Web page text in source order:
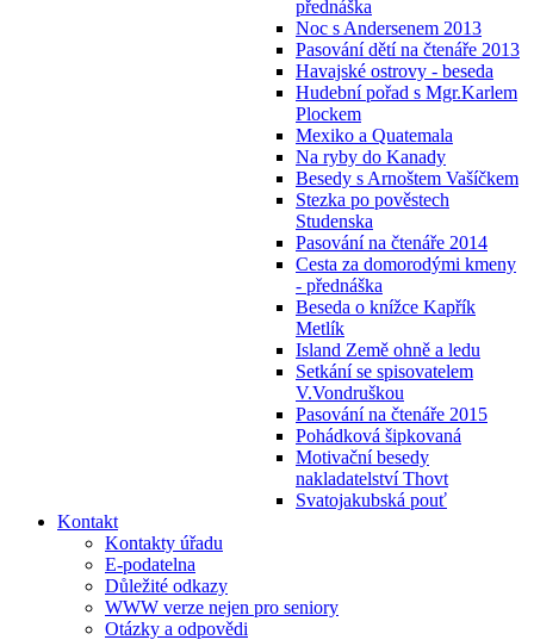
přednáška
Noc s Andersenem 2013
Pasování dětí na čtenáře 2013
Havajské ostrovy - beseda
Hudební pořad s Mgr.Karlem
Plockem
Mexiko a Quatemala
Na ryby do Kanady
Besedy s Arnoštem Vašíčkem
Stezka po pověstech
Studenska
Pasování na čtenáře 2014
Cesta za domorodými kmeny
- přednáška
Beseda o knížce Kapřík
Metlík
Island Země ohně a ledu
Setkání se spisovatelem
V.Vondruškou
Pasování na čtenáře 2015
Pohádková šipkovaná
Motivační besedy
nakladatelství Thovt
Svatojakubská pouť
Kontakt
Kontakty úřadu
E-podatelna
Důležité odkazy
WWW verze nejen pro seniory
Otázky a odpovědi